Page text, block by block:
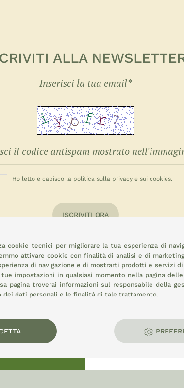
ALLA
Ho letto e capisco la politica sulla privacy e sui cookies.
ISCRIVITI ORA
cookie tecnici per migliorare la tua esperienza di
attivare cookie con finalità di analisi e di
di navigazione e di mostrarti prodotti e servizi
impostazioni in qualsiasi momento nella pagina delle
pagina troverai informazioni sul responsabile della
dati personali e le finalità di tale trattamento.